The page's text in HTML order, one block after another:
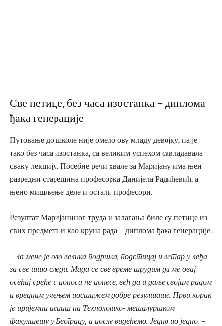
Све петице, без часа изостанка – диплома
ђака генерације
Путовање до школе није омело ову младу девојку, па је
тако без часа изостанка, са великим успехом савладавала
сваку лекцију. Посебне речи хвале за Маријану има њен
разредни старешина професорка Данијела Радићевић, а
њено мишљење деле и остали професори.
Резултат Маријаниног труда и залагања биле су петице из
свих предмета и као круна рада – диплома ђака генерације.
– За мене је ово велика подршка, подстицај и ветар у леђа
за све што следи. Мада се све време трудим да ме овај
осећај среће и поноса не понесе, већ да и даље својим радом
и вредним учењем постижем добре резултате. Први корак
је пријемни испит на Технолошко- металуршком
факултету у Београду, а после видећемо. Једно по једно. –